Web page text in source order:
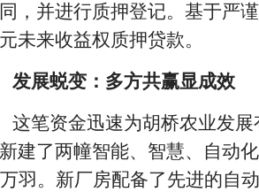
，并进行质押登记。基于严
未来收益权质押贷款。
发展蜕变：多方共赢显成效
这笔资金迅速为胡桥农业发
建了两幢智能、智慧、自动
羽。新厂房配备了先进的自